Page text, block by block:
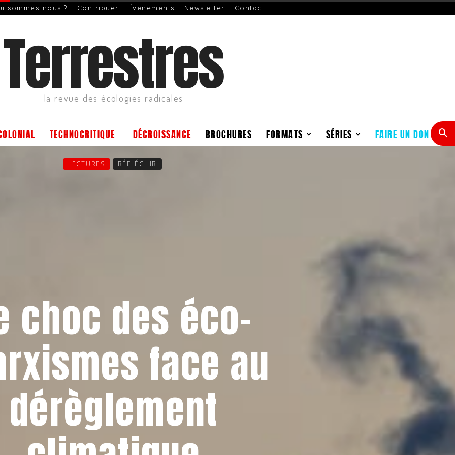
sommes-nous ? Contribuer Évènements Newsletter Contact
Terrestres
la revue des écologies radicales
TECHNOCRITIQUE DÉCROISSANCE BROCHURES FORMATS SÉRIES FAIRE UN DON
LECTURES RÉFLÉCHIR
choc des éco-
face au
dérèglement